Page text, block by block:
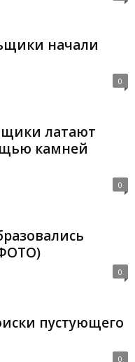
начали
0
латают
камней
0
0
пустующего
0